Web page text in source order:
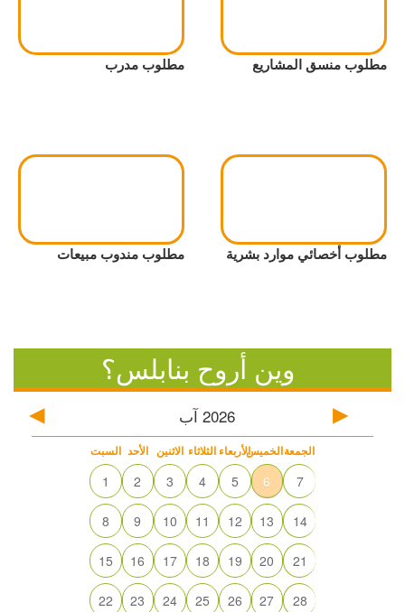
مطلوب منسق المشاريع مطلوب مدرب
مطلوب أخصائي موارد بشرية مطلوب مندوب مبيعات
وين أروح بنابلس؟
2026 آب
السبت الأحد الاثنين الثلاثاء الأربعاءالخميسالجمعة
1 2 3 4 5 6 7
8 9 10 11 12 13 14
15 16 17 18 19 20 21
22 23 24 25 26 27 28